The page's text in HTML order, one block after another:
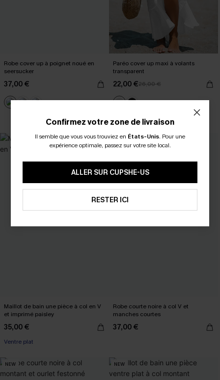
Robe cover up à poignet noué en
seersucker
37,00 €
Paréo cover up maxi à volants
transparent
22,00 €26,00 €
Taille haute
Maillot de bain une pièce à col en V
et imprimé paisley
35,00 €
Ventre plat
NEW
Robe courte noire à col V et
manches courtes
37,00 €
NEW NEW
Confirmez votre zone de livraison
Il semble que vous vous trouviez en États-Unis. Pour une
expérience optimale, passez sur votre site local.
ALLER SUR CUPSHE-US
RESTER ICI